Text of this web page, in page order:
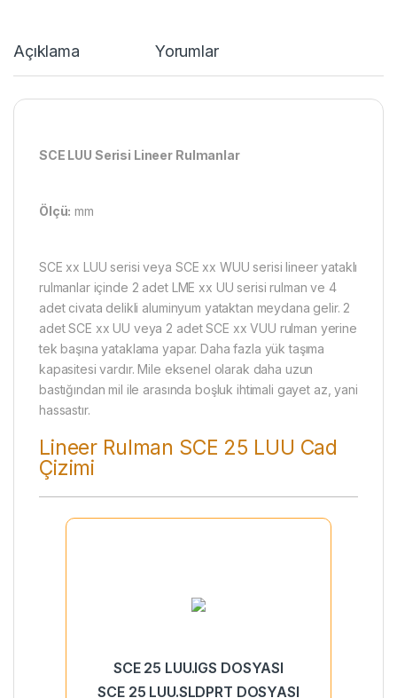
Açıklama Yorumlar
SCE LUU Serisi Lineer Rulmanlar
Ölçü: mm
SCE xx LUU serisi veya SCE xx WUU serisi lineer yataklı
rulmanlar içinde 2 adet LME xx UU serisi rulman ve 4
adet civata delikli aluminyum yataktan meydana gelir. 2
adet SCE xx UU veya 2 adet SCE xx VUU rulman yerine
tek başına yataklama yapar. Daha fazla yük taşıma
kapasitesi vardır. Mile eksenel olarak daha uzun
bastığından mil ile arasında boşluk ihtimali gayet az, yani
hassastır.
Lineer Rulman SCE 25 LUU Cad
Çizimi
SCE 25 LUU.IGS DOSYASI
SCE 25 LUU.SLDPRT DOSYASI